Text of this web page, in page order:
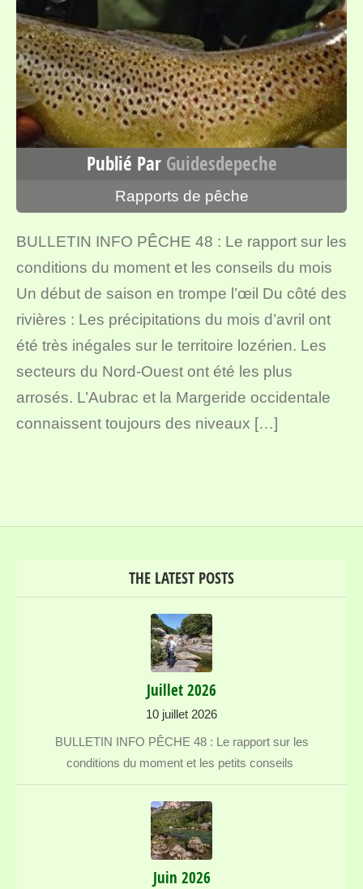
Publié Par Guidesdepeche
Rapports de pêche
BULLETIN INFO PÊCHE 48 : Le rapport sur les
conditions du moment et les conseils du mois
Un début de saison en trompe l’œil Du côté des
rivières : Les précipitations du mois d’avril ont
été très inégales sur le territoire lozérien. Les
secteurs du Nord-Ouest ont été les plus
arrosés. L’Aubrac et la Margeride occidentale
connaissent toujours des niveaux […]
THE LATEST POSTS
Juillet 2026
10 juillet 2026
BULLETIN INFO PÊCHE 48 : Le rapport sur les
conditions du moment et les petits conseils
Juin 2026